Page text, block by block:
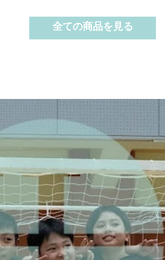
全ての商品を見る